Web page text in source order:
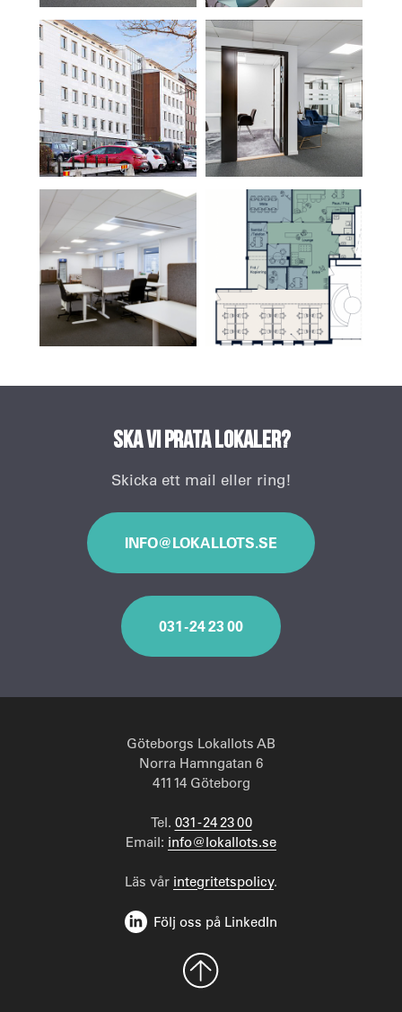
Ska vi prata lokaler?
Skicka ett mail eller ring!
INFO@LOKALLOTS.SE
031 - 24 23 00
Göteborgs Lokallots AB
Norra Hamngatan 6
411 14 Göteborg
Tel. 031 - 24 23 00
Email: info@lokallots.se
Läs vår integritetspolicy.
Följ oss på LinkedIn